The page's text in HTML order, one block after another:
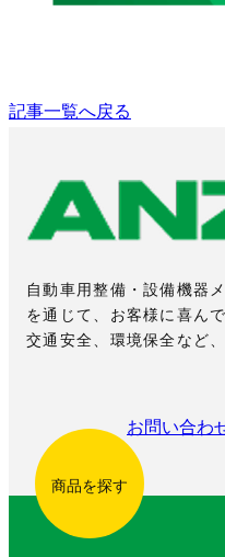
記事一覧へ戻る
自動車用整備・設備機器
を通じて、お客様に喜ん
交通安全、環境保全など
お問い合わ
商品を探す